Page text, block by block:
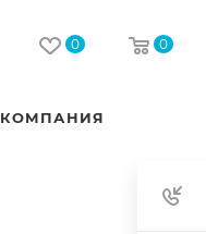
0 0
КОМПАНИЯ